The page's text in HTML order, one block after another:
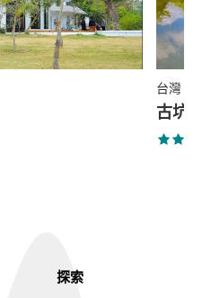
台灣 ·
古坑
探索